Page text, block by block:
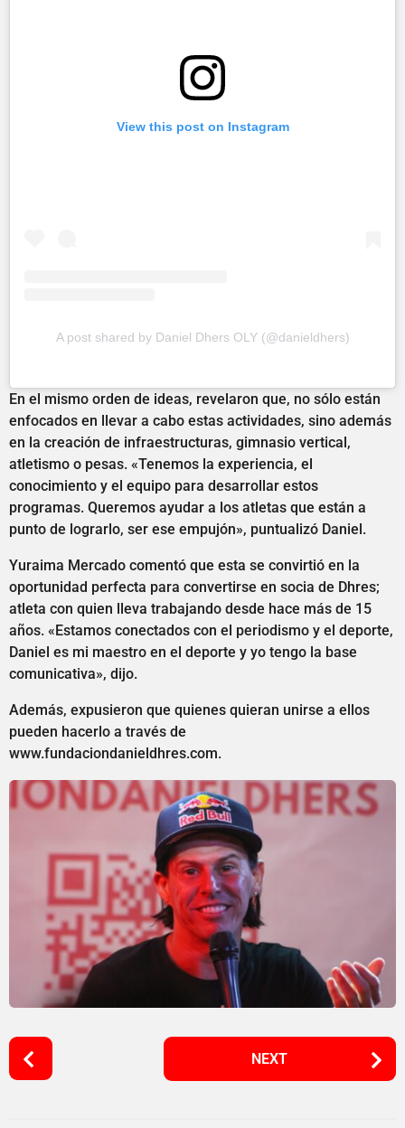
View this post on Instagram
A post shared by Daniel Dhers OLY (@danieldhers)
En el mismo orden de ideas, revelaron que, no sólo están
enfocados en llevar a cabo estas actividades, sino además
en la creación de infraestructuras, gimnasio vertical,
atletismo o pesas. «Tenemos la experiencia, el
conocimiento y el equipo para desarrollar estos
programas. Queremos ayudar a los atletas que están a
punto de lograrlo, ser ese empujón», puntualizó Daniel.
Yuraima Mercado comentó que esta se convirtió en la
oportunidad perfecta para convertirse en socia de Dhres;
atleta con quien lleva trabajando desde hace más de 15
años. «Estamos conectados con el periodismo y el deporte,
Daniel es mi maestro en el deporte y yo tengo la base
comunicativa», dijo.
Además, expusieron que quienes quieran unirse a ellos
pueden hacerlo a través de
www.fundaciondanieldhres.com.
P
o
NEXT